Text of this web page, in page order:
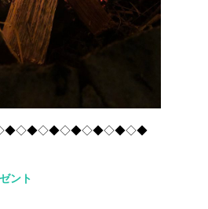
ント